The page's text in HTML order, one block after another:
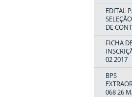
EDITAL
DE
FICHA
02 2017
BPS
068 26